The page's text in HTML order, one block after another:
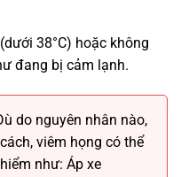
38°C) hoặc không
đang bị cảm lạnh.
do nguyên nhân nào,
viêm họng có thể
như: Áp xe